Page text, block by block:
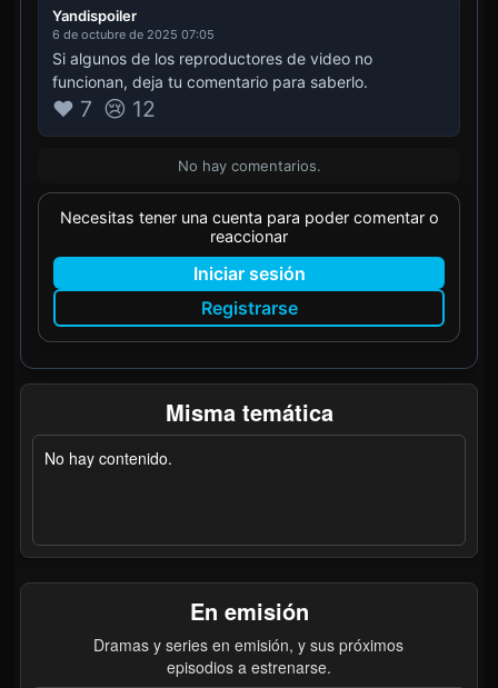
Yandispoiler
6 de octubre de 2025 07:05
Si algunos de los reproductores de video no
funcionan, deja tu comentario para saberlo.
❤️ 7 😢 12
No hay comentarios.
Necesitas tener una cuenta para poder comentar o
reaccionar
Iniciar sesión
Registrarse
Misma temática
No hay contenido.
En emisión
Dramas y series en emisión, y sus próximos
episodios a estrenarse.